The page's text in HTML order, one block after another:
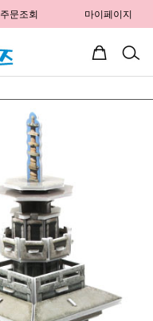
주문조회 마이페이지